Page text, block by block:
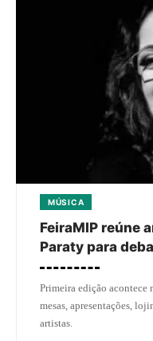
MÚSICA
FeiraMIP reúne
Paraty para
Primeira edição acontece
mesas, apresentações,
artistas.